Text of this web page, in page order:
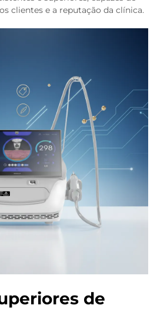
clientes e a reputação da clínica.
de